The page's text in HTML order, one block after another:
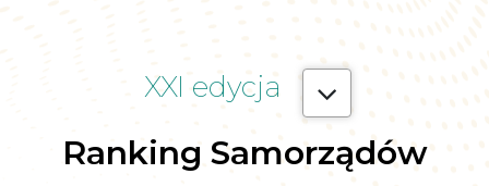
XXI edycja
Ranking Samorządów